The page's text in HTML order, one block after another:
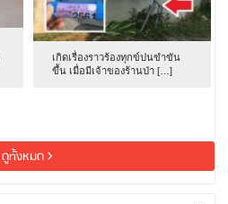
เกิดเรื่องราวร้องทุกข์ปนขำขัน
ขึ้น เมื่อมีเจ้าของร้านป่า […]
ดูทั้งหมด